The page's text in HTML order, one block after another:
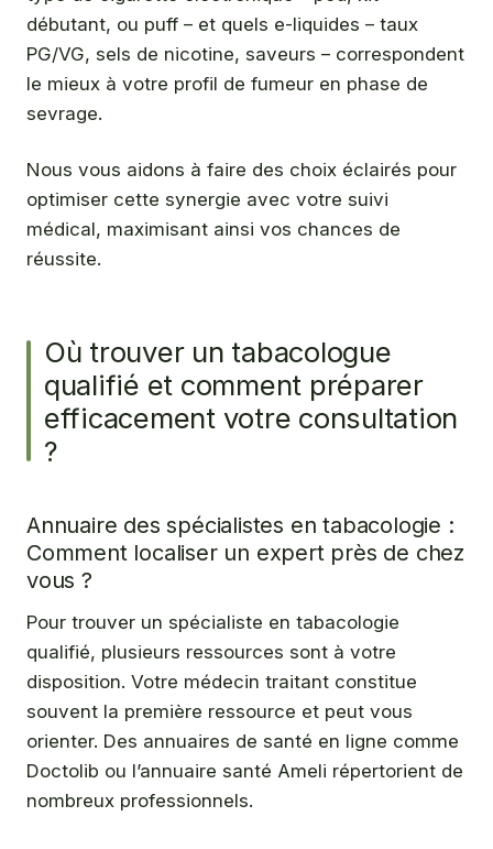
débutant, ou puff – et quels e-liquides – taux
PG/VG, sels de nicotine, saveurs – correspondent
le mieux à votre profil de fumeur en phase de
sevrage.
Nous vous aidons à faire des choix éclairés pour
optimiser cette synergie avec votre suivi
médical, maximisant ainsi vos chances de
réussite.
Où trouver un tabacologue
qualifié et comment préparer
efficacement votre consultation
?
Annuaire des spécialistes en tabacologie :
Comment localiser un expert près de chez
vous ?
Pour trouver un spécialiste en tabacologie
qualifié, plusieurs ressources sont à votre
disposition. Votre médecin traitant constitue
souvent la première ressource et peut vous
orienter. Des annuaires de santé en ligne comme
Doctolib ou l’annuaire santé Ameli répertorient de
nombreux professionnels.